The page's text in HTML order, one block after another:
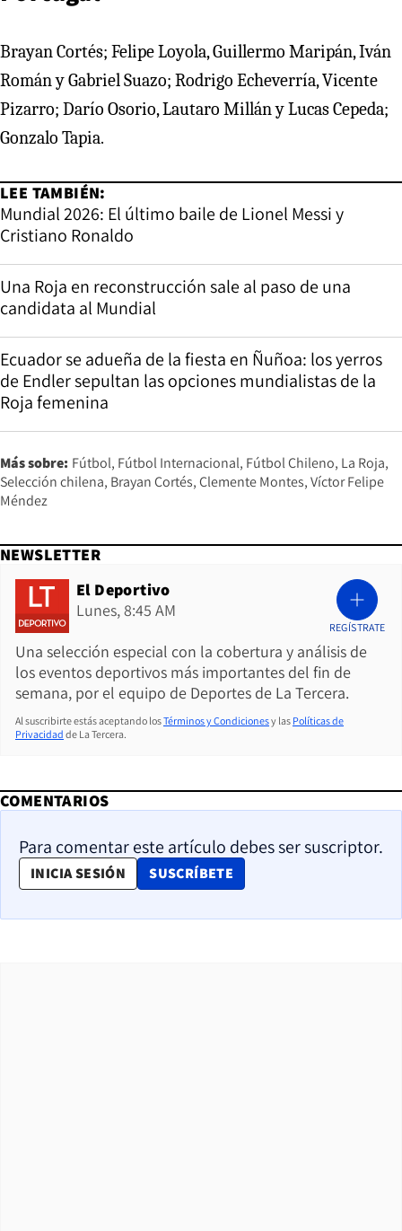
Brayan Cortés; Felipe Loyola, Guillermo Maripán, Iván
Román y Gabriel Suazo; Rodrigo Echeverría, Vicente
Pizarro; Darío Osorio, Lautaro Millán y Lucas Cepeda;
Gonzalo Tapia.
LEE TAMBIÉN:
Mundial 2026: El último baile de Lionel Messi y
Cristiano Ronaldo
Una Roja en reconstrucción sale al paso de una
candidata al Mundial
Ecuador se adueña de la fiesta en Ñuñoa: los yerros
de Endler sepultan las opciones mundialistas de la
Roja femenina
Más sobre: Fútbol Fútbol Internacional Fútbol Chileno La Roja
Selección chilena Brayan Cortés Clemente Montes Víctor Felipe
Méndez
NEWSLETTER
El Deportivo
Lunes, 8:45 AM
Una selección especial con la cobertura y análisis de
los eventos deportivos más importantes del fin de
semana, por el equipo de Deportes de La Tercera.
REGÍSTRATE
Al suscribirte estás aceptando losTérminos y Condicionesy las Políticas de
Privacidad de La Tercera.
COMENTARIOS
Para comentar este artículo debes ser suscriptor.
INICIA SESIÓN SUSCRÍBETE
OPENS IN NEW WINDOW